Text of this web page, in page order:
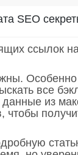
SEO
ссылок
все
из
чтобы